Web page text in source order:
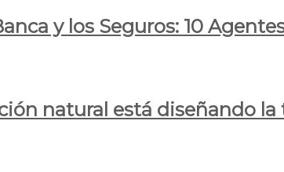
y los Seguros: 10
natural está diseñando